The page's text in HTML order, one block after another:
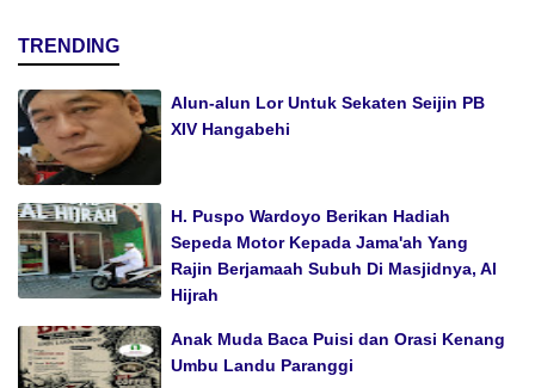
TRENDING
Alun-alun Lor Untuk Sekaten Seijin PB
XIV Hangabehi
H. Puspo Wardoyo Berikan Hadiah
Sepeda Motor Kepada Jama'ah Yang
Rajin Berjamaah Subuh Di Masjidnya, Al
Hijrah
Anak Muda Baca Puisi dan Orasi Kenang
Umbu Landu Paranggi